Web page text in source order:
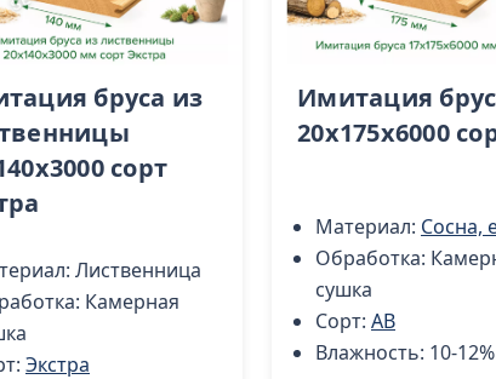
бруса из
cорт
Лиственница
Камерная
Экстра
Имитация
20x175x6000
Материал: Сосна,
Обработка:
сушка
Сорт: AB
Влажность: 10-12%